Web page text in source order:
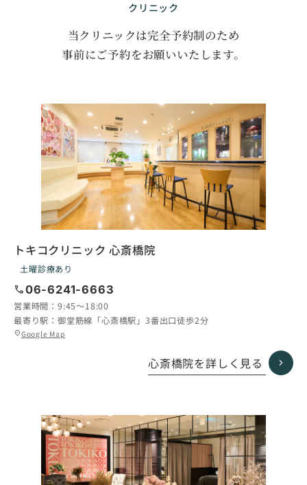
クリニック
当クリニックは完全予約制のため
事前にご予約をお願いいたします。
トキコクリニック 心斎橋院
土曜診療あり
call06-6241-6663
営業時間： 9:45〜18:00
最寄り駅： 御堂筋線「心斎橋駅」3番出口徒歩2分
location_onGoogle Map
グ
心斎橋院を詳しく見る